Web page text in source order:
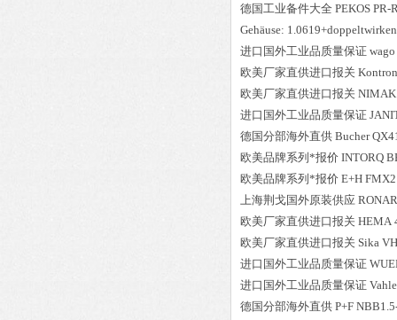
德国工业备件大全 PEKOS PR-
Gehäuse:
进口国外工业品质量保证 wago
欧美厂家直供进口报关 Kontron
欧美厂家直供进口报关 NIMAK
进口国外工业品质量保证
德国分部海外直供 Bucher
欧美品牌系列*报价 INTORQ
欧美品牌系列*报价 E+H
上海荆戈国外原装供应
欧美厂家直供进口报关 HEMA
欧美厂家直供进口报关 Sika
进口国外工业品质量保证
进口国外工业品质量保证 Vahle
德国分部海外直供 P+F